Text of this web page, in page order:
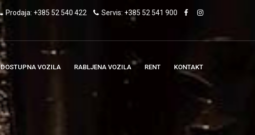
Prodaja: +385 52 540 422 Servis: +385 52 541 900
DOSTUPNA VOZILA RABLJENA VOZILA RENT KONTAKT